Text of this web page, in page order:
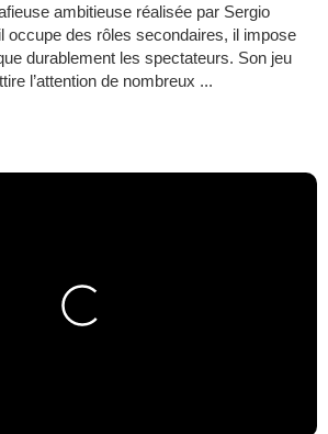
ambitieuse réalisée par Sergio
occupe des rôles secondaires, il impose
durablement les spectateurs. Son jeu
l’attention de nombreux ...